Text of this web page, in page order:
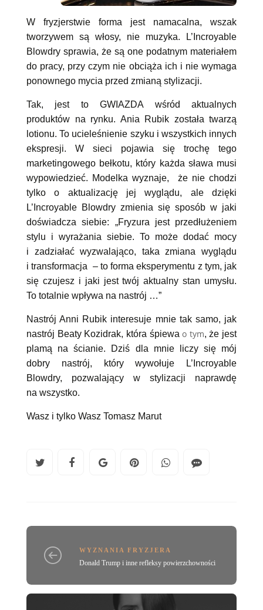
W fryzjerstwie forma jest namacalna, wszak
tworzywem są włosy, nie muzyka. L’Incroyable
Blowdry sprawia, że są one podatnym materiałem
do pracy, przy czym nie obciąża ich i nie wymaga
ponownego mycia przed zmianą stylizacji.
Tak, jest to GWIAZDA wśród aktualnych
produktów na rynku. Ania Rubik została twarzą
lotionu. To ucieleśnienie szyku i wszystkich innych
ekspresji. W sieci pojawia się trochę tego
marketingowego bełkotu, który każda sława musi
wypowiedzieć. Modelka wyznaje, że nie chodzi
tylko o aktualizację jej wyglądu, ale dzięki
L’Incroyable Blowdry zmienia się sposób w jaki
doświadcza siebie: „Fryzura jest przedłużeniem
stylu i wyrażania siebie. To może dodać mocy
i zadziałać wyzwalająco, taka zmiana wyglądu
i transformacja – to forma eksperymentu z tym, jak
się czujesz i jaki jest twój aktualny stan umysłu.
To totalnie wpływa na nastrój …”
Nastrój Anni Rubik interesuje mnie tak samo, jak
nastrój Beaty Kozidrak, która śpiewao tym, że jest
plamą na ścianie. Dziś dla mnie liczy się mój
dobry nastrój, który wywołuje L’Incroyable
Blowdry, pozwalający w stylizacji naprawdę
na wszystko.
Wasz i tylko Wasz Tomasz Marut
WYZNANIA FRYZJERA
Donald Trump i inne refleksy powierzchowności